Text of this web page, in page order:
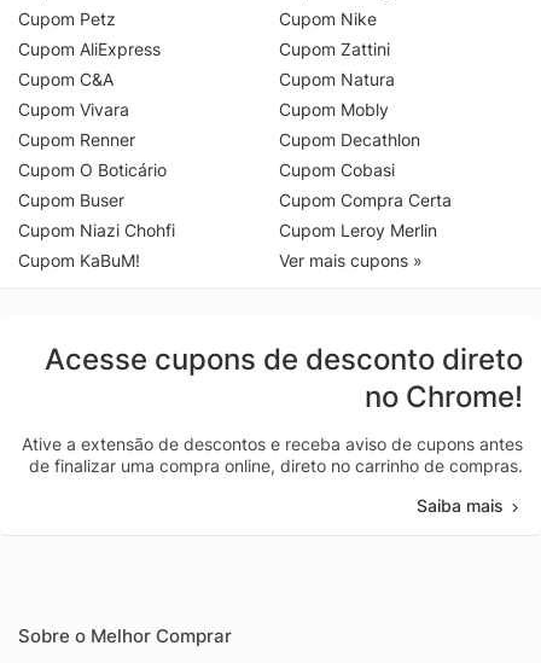
Cupom Petz
Cupom AliExpress
Cupom C&A
Cupom Vivara
Cupom Renner
Cupom O Boticário
Cupom Buser
Cupom Niazi Chohfi
Cupom KaBuM!
Cupom Nike
Cupom Zattini
Cupom Natura
Cupom Mobly
Cupom Decathlon
Cupom Cobasi
Cupom Compra Certa
Cupom Leroy Merlin
Ver mais cupons »
Acesse cupons de desconto direto
no Chrome!
Ative a extensão de descontos e receba aviso de cupons antes
de finalizar uma compra online, direto no carrinho de compras.
Saiba mais
Sobre o Melhor Comprar